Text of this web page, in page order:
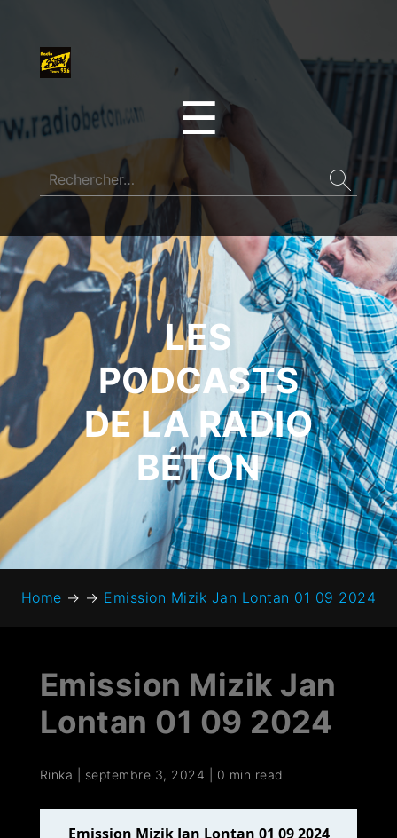
☰
LES
PODCASTS
DE LA RADIO
BÉTON
Home → → Emission Mizik Jan Lontan 01 09 2024
Emission Mizik Jan
Lontan 01 09 2024
Rinka septembre 3, 2024 0 min read